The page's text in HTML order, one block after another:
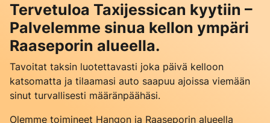
Tervetuloa Taxijessican kyytiin –
Palvelemme sinua kellon ympäri
Raaseporin alueella.
Tavoitat taksin luotettavasti joka päivä kelloon
katsomatta ja tilaamasi auto saapuu ajoissa viemään
sinut turvallisesti määränpäähäsi.
Olemme toimineet Hangon ja Raaseporin alueella